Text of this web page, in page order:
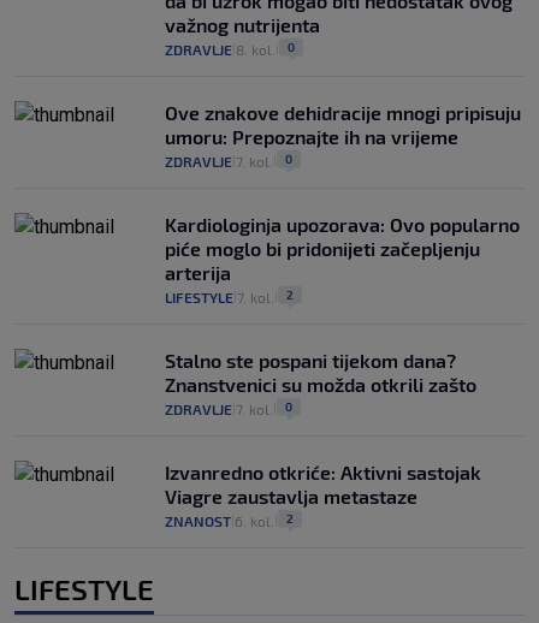
važnog nutrijenta
ZDRAVLJE 8. kol. 0
Ove znakove dehidracije mnogi pripisuju
umoru: Prepoznajte ih na vrijeme
ZDRAVLJE 7. kol. 0
Kardiologinja upozorava: Ovo popularno
piće moglo bi pridonijeti začepljenju
arterija
LIFESTYLE 7. kol. 2
Stalno ste pospani tijekom dana?
Znanstvenici su možda otkrili zašto
ZDRAVLJE 7. kol. 0
Izvanredno otkriće: Aktivni sastojak
Viagre zaustavlja metastaze
ZNANOST 6. kol. 2
LIFESTYLE